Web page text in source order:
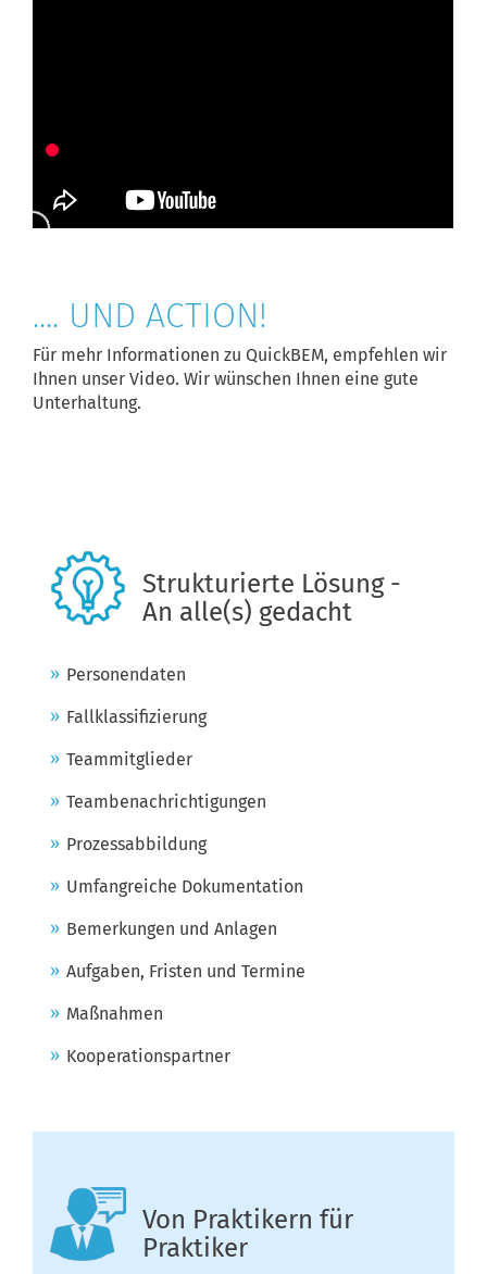
.... UND ACTION!
Für mehr Informationen zu QuickBEM, empfehlen wir
Ihnen unser Video. Wir wünschen Ihnen eine gute
Unterhaltung.
Strukturierte Lösung -
An alle(s) gedacht
Personendaten
Fallklassifizierung
Teammitglieder
Teambenachrichtigungen
Prozessabbildung
Umfangreiche Dokumentation
Bemerkungen und Anlagen
Aufgaben, Fristen und Termine
Maßnahmen
Kooperationspartner
Von Praktikern für
Praktiker